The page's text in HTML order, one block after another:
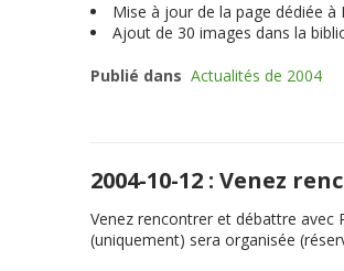
Mise à jour de la page dédiée à
Ajout de 30 images dans la
Publié dans Actualités de 2004
2004-10-12 : Venez
Venez rencontrer et débattre avec
(uniquement) sera organisée